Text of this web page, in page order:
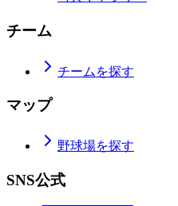
チーム
チームを探す
マップ
野球場を探す
SNS公式